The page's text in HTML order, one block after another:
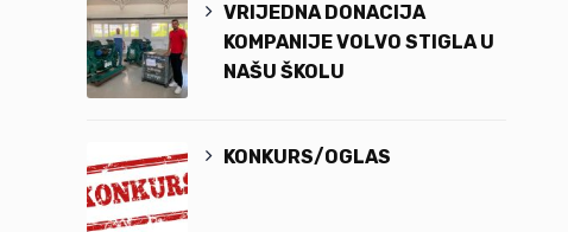
VRIJEDNA DONACIJA
KOMPANIJE VOLVO STIGLA U
NAŠU ŠKOLU
KONKURS/OGLAS